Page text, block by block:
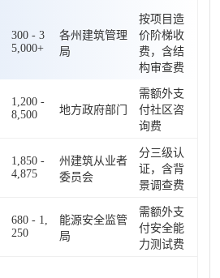
300 - 3
5,000+
各州建筑管理
局
按项目造
价阶梯收
费，含结
构审查费
1,200 -
8,500
地方政府部门
需额外支
付社区咨
询费
1,850 -
4,875
州建筑从业者
委员会
分三级认
证，含背
景调查费
680 - 1,
250
能源安全监管
局
需额外支
付安全能
力测试费